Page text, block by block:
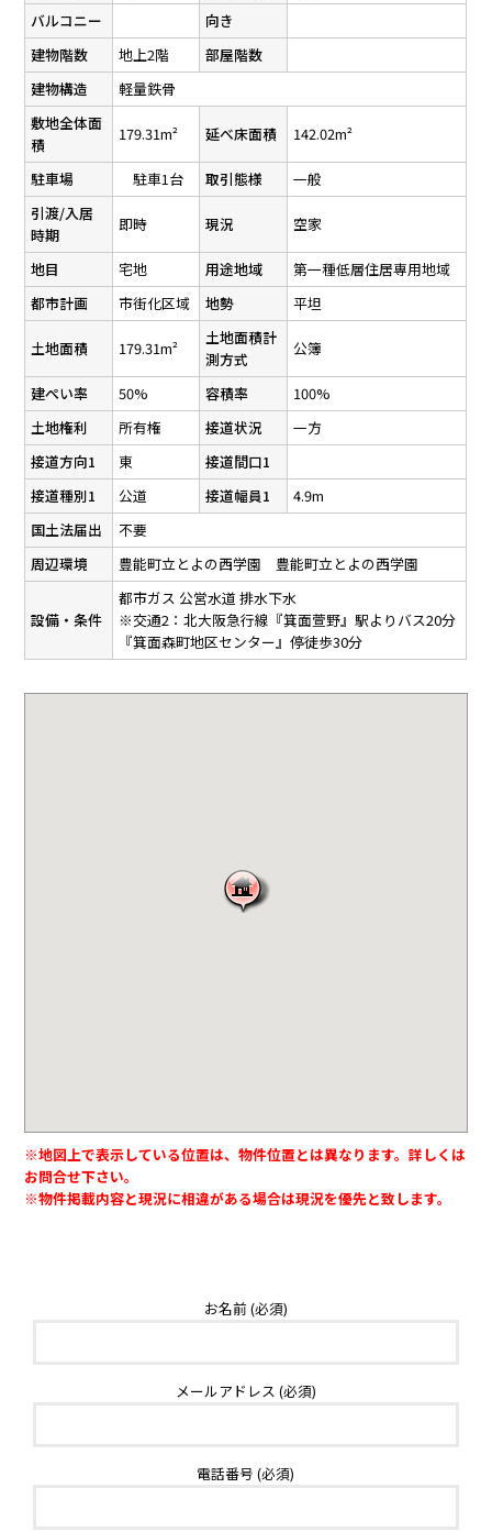
バルコニー
向き
建物階数
地上2階
部屋階数
建物構造
軽量鉄骨
敷地全体面
積
179.31m² 延べ床面積 142.02m²
駐車場 駐車1台 取引態様
一般
引渡/入居
時期
即時 現況 空家
地目 宅地 用途地域
第一種低層住居専用地域
都市計画
市街化区域 地勢 平坦
土地面積 179.31m²
土地面積計
測方式
公簿
建ぺい率 50% 容積率
100%
土地権利
所有権 接道状況
一方
接道方向1
東
接道間口1
接道種別1
公道 接道幅員1
4.9m
国土法届出
不要
周辺環境
豊能町立とよの西学園 豊能町立とよの西学園
設備・条件
都市ガス 公営水道 排水下水
※交通2：北大阪急行線『箕面萱野』駅よりバス20分
『箕面森町地区センター』停徒歩30分
※地図上で表示している位置は、物件位置とは異なります。詳しくは
お問合せ下さい。
※物件掲載内容と現況に相違がある場合は現況を優先と致します。
お名前 (必須)
メールアドレス (必須)
電話番号 (必須)